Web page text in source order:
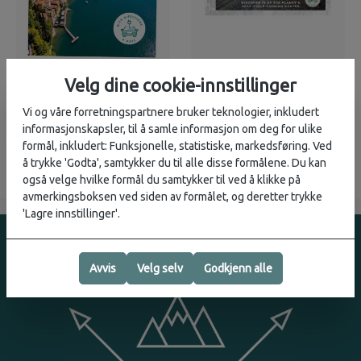
Lonely Planet
Road Trips Europe
379,-
3på lager
Lonely Planet
guide to the World
1 på lager
Velg dine cookie-innstillinger
Vi og våre forretningspartnere bruker teknologier, inkludert
informasjonskapsler, til å samle informasjon om deg for ulike
formål, inkludert: Funksjonelle, statistiske, markedsføring. Ved
å trykke 'Godta', samtykker du til alle disse formålene. Du kan
også velge hvilke formål du samtykker til ved å klikke på
avmerkingsboksen ved siden av formålet, og deretter trykke
'Lagre innstillinger'.
Avvis Velg selv Godkjenn alle